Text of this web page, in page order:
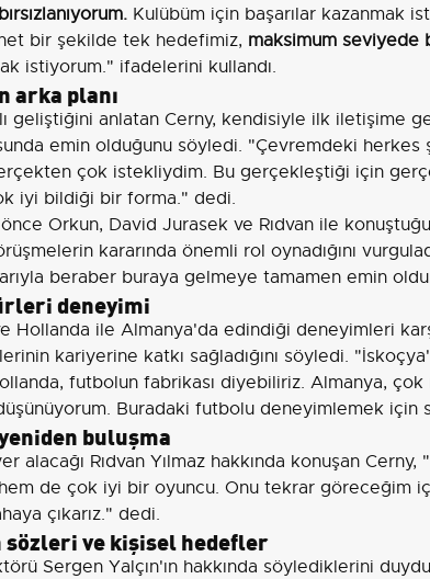
Kulübüm için başarılar kazanmak
net bir şekilde tek hedefimiz, maksimum seviyede
istiyorum." ifadelerini kullandı.
arka planı
geliştiğini anlatan Cerny, kendisiyle ilk iletişime
emin olduğunu söyledi. "Çevremdeki
çok istekliydim. Bu gerçekleştiği için
iyi bildiği bir forma." dedi.
Orkun, David Jurasek ve Rıdvan ile
kararında önemli rol oynadığını
beraber buraya gelmeye tamamen emin
deneyimi
Hollanda ile Almanya'da edindiği deneyimleri
kariyerine katkı sağladığını söyledi.
futbolun fabrikası diyebiliriz. Almanya,
Buradaki futbolu deneyimlemek için
buluşma
alacağı Rıdvan Yılmaz hakkında konuşan Cerny,
de çok iyi bir oyuncu. Onu tekrar göreceğim
çıkarız." dedi.
ve kişisel hedefler
Sergen Yalçın'ın hakkında söylediklerini